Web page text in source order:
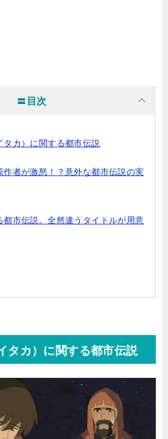
〓目次
タカ）に関する都市伝説
作者が激怒！？意外な都市伝説の実
都市伝説。全然違うタイトルが用意
タカ）に関する都市伝説